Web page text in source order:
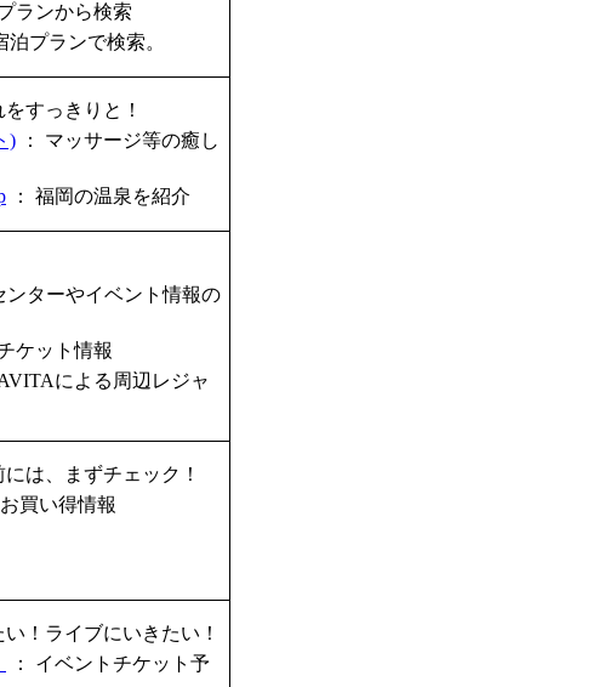
ランから検索
泊プランで検索。
すっきりと！
) ： マッサージ等の癒し
： 福岡の温泉を紹介
ンターやイベント情報の
ケット情報
による周辺レジャ
は、まずチェック！
買い得情報
！ライブにいきたい！
： イベントチケット予